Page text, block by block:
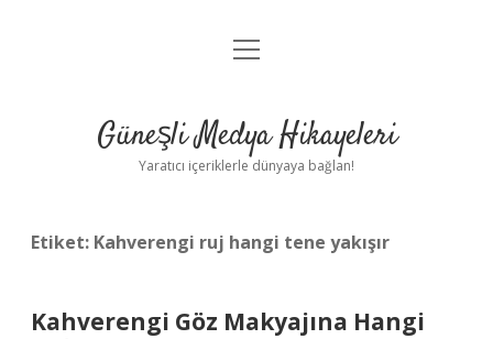
Anasayfa
Yasal Uyarı
menüyü
Güneşli Medya Hikayeleri
Yaratıcı içeriklerle dünyaya bağlan!
Etiket: Kahverengi ruj hangi tene yakışır
Kahverengi Göz Makyajına Hangi